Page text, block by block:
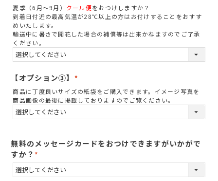
必
)
夏季（6月～9月） クール便をおつけしますか？
到着日付近の最高気温が28℃以上の方はお付けすることをおすす
めいたします。
輸送中に暑さで開花した場合の補償等は出来かねますのでご了承
ください。
【オプション③】
(
必
)
商品に丁度良いサイズの紙袋をご購入できます。イメージ写真を
商品画像の最後に掲載しておりますのでご覧ください。
無料のメッセージカードをおつけできますがいかがで
すか？
(
必